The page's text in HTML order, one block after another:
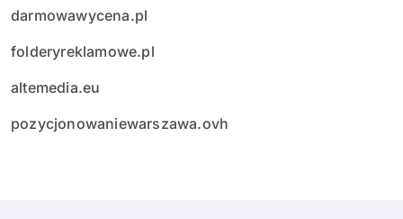
darmowawycena.pl
folderyreklamowe.pl
altemedia.eu
pozycjonowaniewarszawa.ovh